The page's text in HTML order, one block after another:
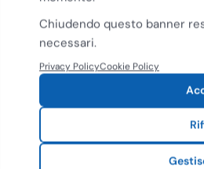
Chiudendo questo banner
necessari.
Privacy PolicyCookie Policy